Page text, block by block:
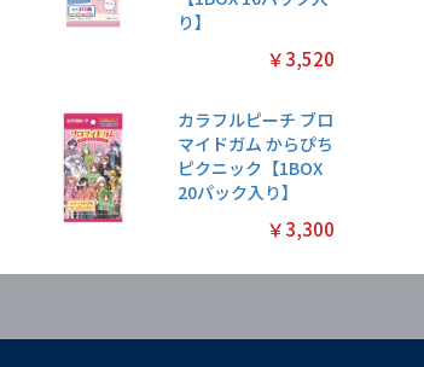
り】
￥3,520
カラフルピーチ ブロ
マイドガム からぴち
ピクニック【1BOX
20パック入り】
￥3,300